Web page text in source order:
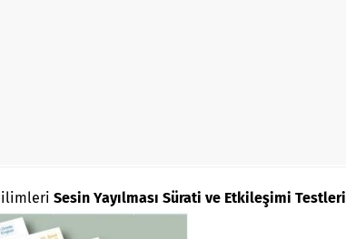
Sesin Yayılması Sürati ve Etkileşimi Testleri